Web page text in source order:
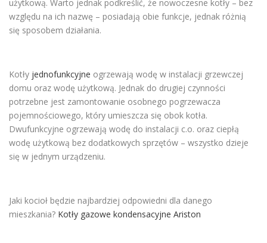
użytkową. Warto jednak podkreślić, że nowoczesne kotły – bez
względu na ich nazwę – posiadają obie funkcje, jednak różnią
się sposobem działania.
Kotły jednofunkcyjne ogrzewają wodę w instalacji grzewczej
domu oraz wodę użytkową. Jednak do drugiej czynności
potrzebne jest zamontowanie osobnego pogrzewacza
pojemnościowego, który umieszcza się obok kotła.
Dwufunkcyjne ogrzewają wodę do instalacji c.o. oraz ciepłą
wodę użytkową bez dodatkowych sprzętów – wszystko dzieje
się w jednym urządzeniu.
Jaki kocioł będzie najbardziej odpowiedni dla danego
mieszkania? Kotły gazowe kondensacyjne Ariston